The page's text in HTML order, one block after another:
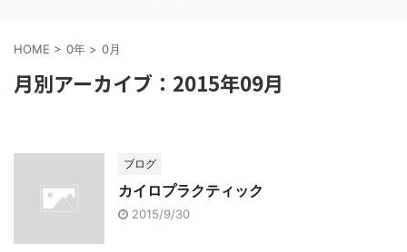
HOME > 0年 > 0月
月別アーカイブ：2015年09月
ブログ
カイロプラクティック
2015/9/30